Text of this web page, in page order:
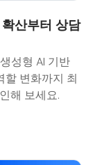
산부터 상담
성형 AI 기반
할 변화까지 최
해 보세요.